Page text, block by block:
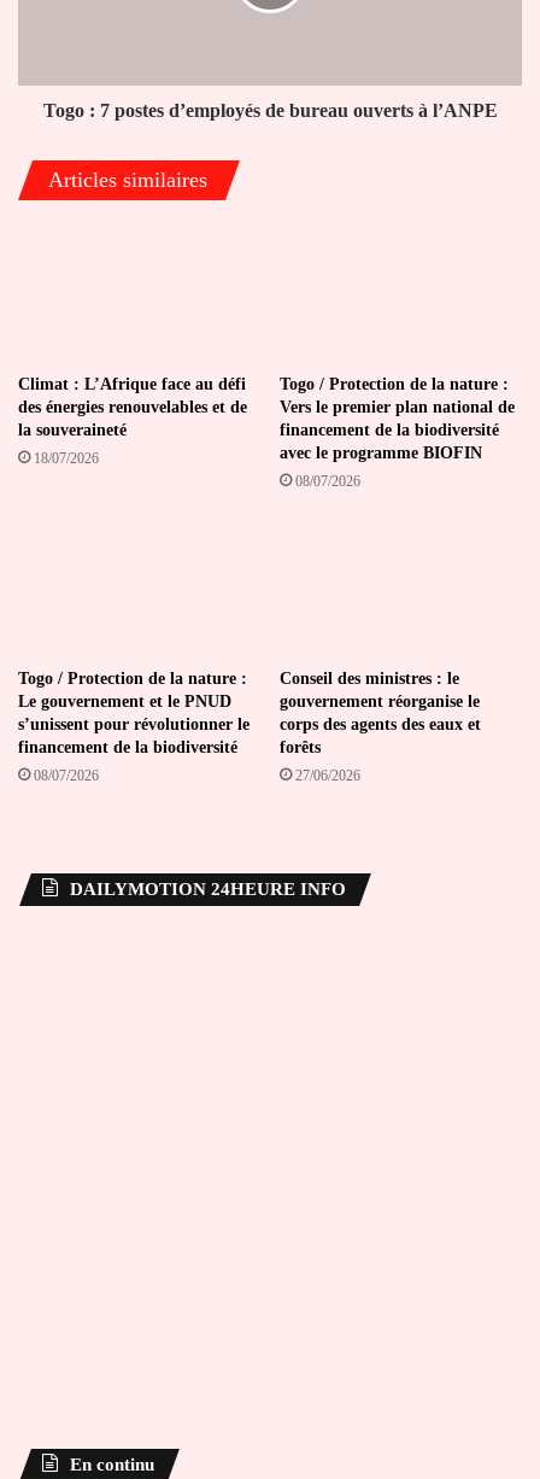
à
l’ANPE
Togo : 7 postes d’employés de bureau ouverts à l’ANPE
Articles similaires
Climat : L’Afrique face au défi
des énergies renouvelables et de
la souveraineté
18/07/2026
Togo / Protection de la nature :
Vers le premier plan national de
financement de la biodiversité
avec le programme BIOFIN
08/07/2026
Togo / Protection de la nature :
Le gouvernement et le PNUD
s’unissent pour révolutionner le
financement de la biodiversité
08/07/2026
Conseil des ministres : le
gouvernement réorganise le
corps des agents des eaux et
forêts
27/06/2026
DAILYMOTION 24HEURE INFO
En continu